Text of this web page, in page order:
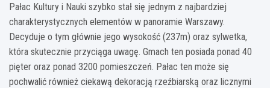
Pałac Kultury i Nauki szybko stał się jednym z najbardziej
charakterystycznych elementów w panoramie Warszawy.
Decyduje o tym głównie jego wysokość (237m) oraz sylwetka,
która skutecznie przyciąga uwagę. Gmach ten posiada ponad 40
pięter oraz ponad 3200 pomieszczeń. Pałac ten może się
pochwalić również ciekawą dekoracją rzeźbiarską oraz licznymi